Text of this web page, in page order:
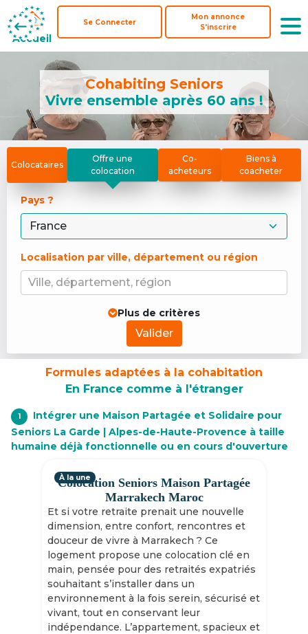
Accueil
Se Connecter
Mon annonce
S'inscrire
Accueil
Se Connecter
Mon annonce
S'inscrire
Cohabiting Seniors
Vivre ensemble après 60 ans !
Colocataires
Offre une
colocation
Co-
acheteurs
Biens à
coacheter
Pays ?
Localisation par ville, département ou région
Ville, département, région
Plus de critères
Valider
Formules adaptées à la cohabitation
En France comme à l'étranger
1
Intégrer une Maison Partagée et Solidaire pour
Seniors La Garde | Alpes-de-Haute-Provence à taille
humaine déjà fonctionnelle ou en cours d'ouverture
Colocation Seniors Maison Partagée
Marrakech Maroc
Et si votre retraite prenait une nouvelle
dimension, entre confort, rencontres et
douceur de vivre à Marrakech ? Ce
logement propose une colocation clé en
main, pensée pour des retraités expatriés
souhaitant s’installer dans un
environnement à la fois serein, sécurisé et
vivant, tout en conservant leur
indépendance. L’appartement, spacieux et
À la une